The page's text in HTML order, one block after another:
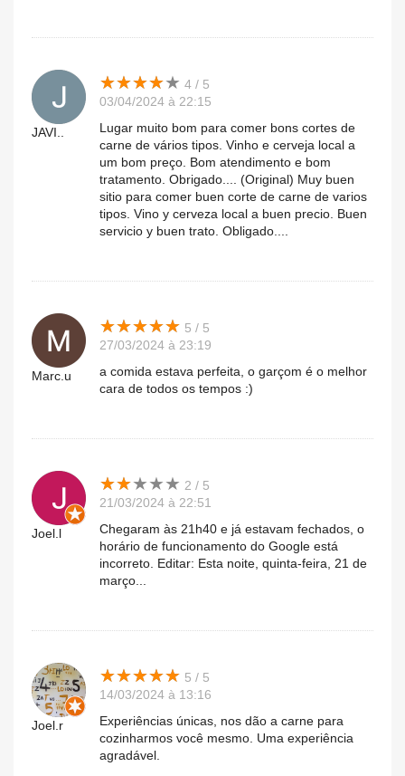
JAVI..
★★★★★
★★★★★ 4 / 5
03/04/2024 à 22:15
Lugar muito bom para comer bons cortes de
carne de vários tipos. Vinho e cerveja local a
um bom preço. Bom atendimento e bom
tratamento. Obrigado.... (Original) Muy buen
sitio para comer buen corte de carne de varios
tipos. Vino y cerveza local a buen precio. Buen
servicio y buen trato. Obligado....
Marc.u
★★★★★
★★★★★ 5 / 5
27/03/2024 à 23:19
a comida estava perfeita, o garçom é o melhor
cara de todos os tempos :)
Joel.l
★★★★★
★★★★★ 2 / 5
21/03/2024 à 22:51
Chegaram às 21h40 e já estavam fechados, o
horário de funcionamento do Google está
incorreto. Editar: Esta noite, quinta-feira, 21 de
março...
Joel.r
★★★★★
★★★★★ 5 / 5
14/03/2024 à 13:16
Experiências únicas, nos dão a carne para
cozinharmos você mesmo. Uma experiência
agradável.